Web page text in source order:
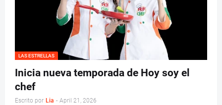
LAS ESTRELLAS
Inicia nueva temporada de Hoy soy el
chef
Escrito por Lia - April 21, 2026